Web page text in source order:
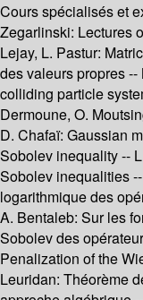
Cours spécialisés et
Zegarlinski: Lectures
Lejay, L. Pastur:
des valeurs propres
colliding particle
Dermoune, O.
D. Chafaï: Gaussian
Sobolev inequality --
Sobolev inequalities
logarithmique des
A. Bentaleb: Sur les
Sobolev des
Penalization of the
Leuridan: Théorème